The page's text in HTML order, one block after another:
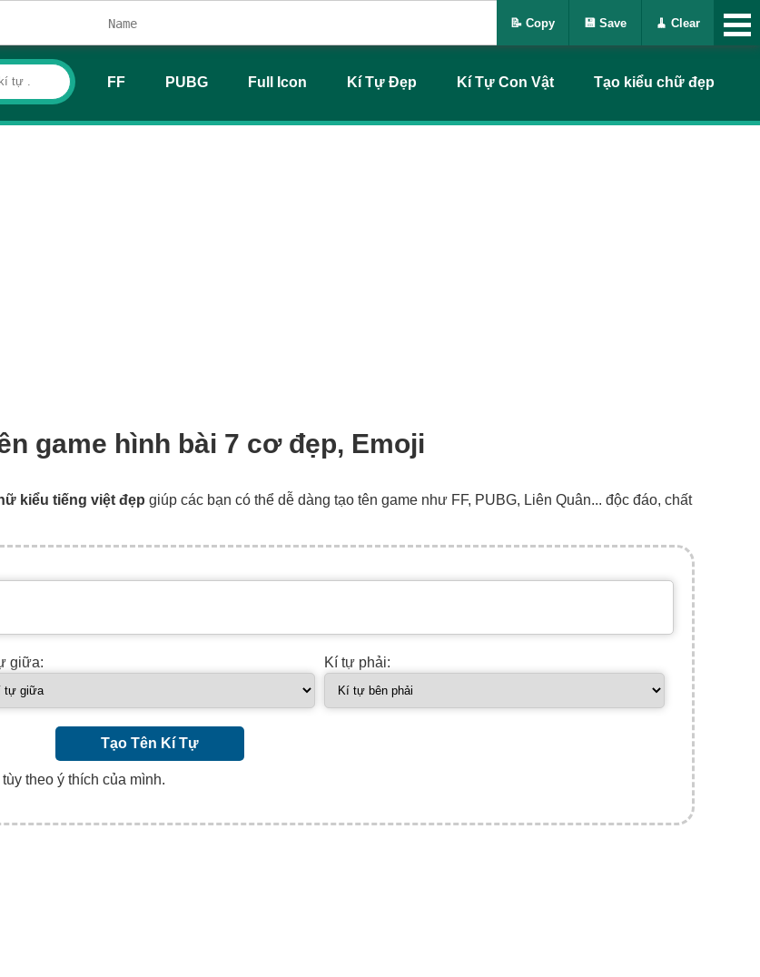
FF PUBG Full Icon Kí Tự Đẹp Kí Tự Con Vật Tạo kiểu chữ đẹp
game hình bài 7 cơ đẹp, Emoji
kiểu tiếng việt đẹp giúp các bạn có thể dễ dàng tạo tên game như FF, PUBG, Liên Quân... độc đáo, chất
giữa: Kí tự phải:
Tạo Tên Kí Tự
theo ý thích của mình.
📝 Copy 💾 Save 🧹 Clear